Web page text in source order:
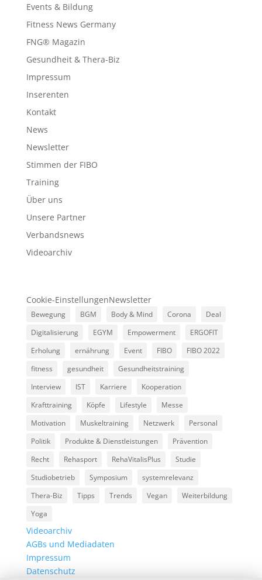
Events & Bildung
Fitness News Germany
FNG® Magazin
Gesundheit & Thera-Biz
Impressum
Inserenten
Kontakt
News
Newsletter
Stimmen der FIBO
Training
Über uns
Unsere Partner
Verbandsnews
Videoarchiv
Cookie-EinstellungenNewsletter
Bewegung BGM Body & Mind Corona
Deal
Digitalisierung
EGYM Empowerment
ERGOFIT
Erholung
ernährung Event FIBO
FIBO 2022
fitness
gesundheit
Gesundheitstraining
Interview
IST Karriere
Kooperation
Krafttraining
Köpfe Lifestyle
Messe
Motivation
Muskeltraining Netzwerk
Personal
Politik
Produkte & Dienstleistungen
Prävention
Recht
Rehasport RehaVitalisPlus
Studie
Studiobetrieb
Symposium
systemrelevanz
Thera-Biz
Tipps Trends Vegan
Weiterbildung
Yoga
Videoarchiv
AGBs und Mediadaten
Impressum
Datenschutz